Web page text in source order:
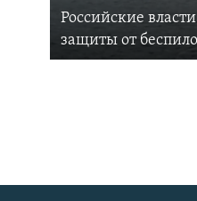
Российские
защиты от